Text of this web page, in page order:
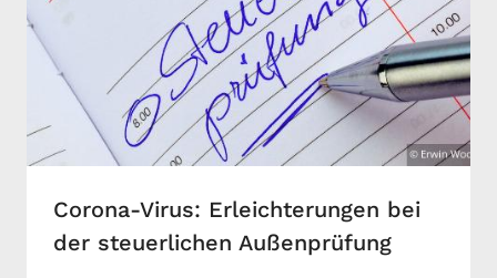
Corona-Virus: Erleichterungen bei
der steuerlichen Außenprüfung